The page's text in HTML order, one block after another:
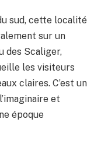
sud, cette localité
sur un
des Scaliger,
les visiteurs
claires. C’est un
et
époque